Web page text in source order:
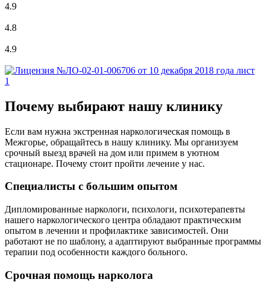
4.9
4.8
4.9
Почему выбирают нашу клинику
Если вам нужна экстренная наркологическая помощь в
Межгорье, обращайтесь в нашу клинику. Мы организуем
срочный выезд врачей на дом или примем в уютном
стационаре. Почему стоит пройти лечение у нас.
Специалисты с большим опытом
Дипломированные наркологи, психологи, психотерапевты
нашего наркологического центра обладают практическим
опытом в лечении и профилактике зависимостей. Они
работают не по шаблону, а адаптируют выбранные программы
терапии под особенности каждого больного.
Срочная помощь нарколога